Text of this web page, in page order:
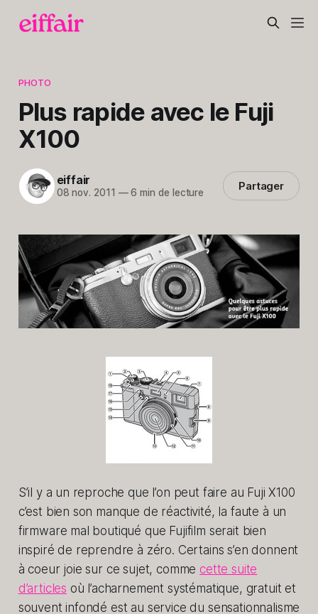
PHOTO
Plus rapide avec le Fuji
X100
eiffair
08 nov. 2011 —6 min de lecture Partager
S’il y a un reproche que l’on peut faire au Fuji X100
c’est bien son manque de réactivité, la faute à un
firmware mal boutiqué que Fujifilm serait bien
inspiré de reprendre à zéro. Certains s’en donnent
à coeur joie sur ce sujet, comme cette suite
d’articles où l’acharnement systématique, gratuit et
souvent infondé est au service du sensationnalisme